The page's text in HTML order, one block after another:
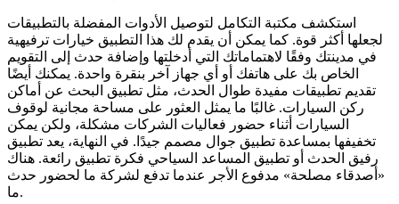
استكشف مكتبة التكامل لتوصيل الأدوات المفضلة بالتطبيقات
لجعلها أكثر قوة. كما يمكن أن يقدم لك هذا التطبيق خيارات ترفيهية
في مدينتك وفقًا لاهتماماتك التي أدخلتها وإضافة حدث إلى التقويم
الخاص بك على هاتفك أو أي جهاز آخر بنقرة واحدة. يمكنك أيضًا
تقديم تطبيقات مفيدة طوال الحدث، مثل تطبيق البحث عن أماكن
ركن السيارات. غالبًا ما يمثل العثور على مساحة مجانية لوقوف
السيارات أثناء حضور فعاليات الشركات مشكلة، ولكن يمكن
تخفيفها بمساعدة تطبيق جوال مصمم جيدًا. في النهاية، يعد تطبيق
رفيق الحدث أو تطبيق المساعد السياحي فكرة تطبيق رائعة. هناك
«أصدقاء مصلحة» مدفوع الأجر عندما تدفع لشركة ما لحضور حدث
ما.